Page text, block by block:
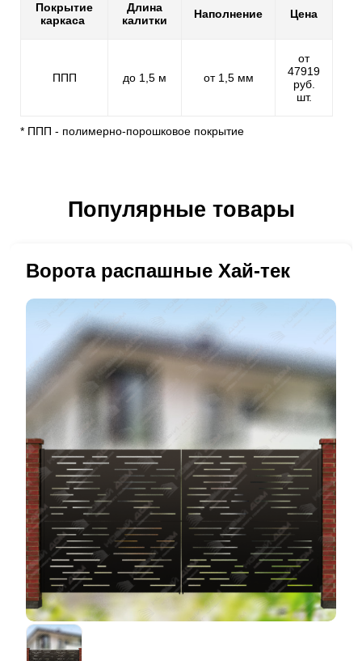
Покрытие
каркаса
Длина
калитки
Наполнение Цена
ППП до 1,5 м от 1,5 мм
от
47919
руб.
шт.
* ППП - полимерно-порошковое покрытие
Популярные товары
Ворота распашные Хай-тек